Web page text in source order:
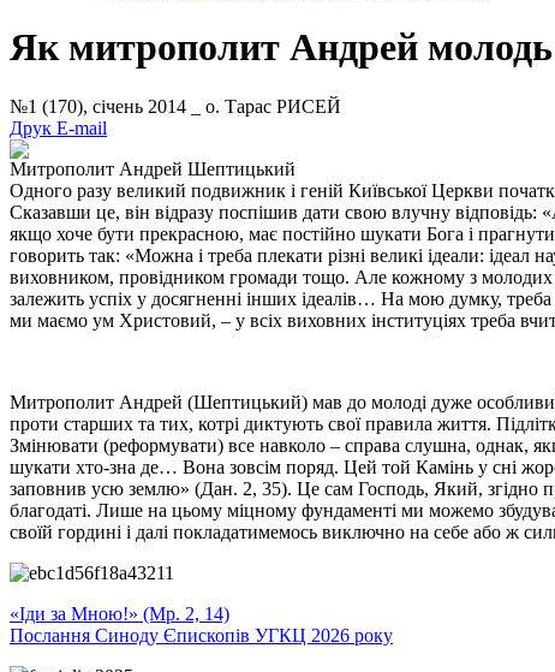
Як митрополит Андрей
№1 (170), січень 2014 _ о. Тарас РИСЕЙ
Друк E-mail
Митрополит Андрей Шептицький
Одного разу великий подвижник і геній Київської Церкви
Сказавши це, він відразу поспішив дати свою влучну
якщо хоче бути прекрасною, має постійно шукати Бога і
говорить так: «Можна і треба плекати різні великі ідеали: ідеал
виховником, провідником громади тощо. Але кожному з молодих
залежить успіх у досягненні інших ідеалів… На мою думку,
ми маємо ум Христовий, – у всіх виховних інституціях треба
Митрополит Андрей (Шептицький) мав до молоді дуже особливий
проти старших та тих, котрі диктують свої правила життя.
Змінювати (реформувати) все навколо – справа слушна, однак,
шукати хто-зна де… Вона зовсім поряд. Цей той Камінь у сні
заповнив усю землю» (Дан. 2, 35). Це сам Господь, Який, згідно
благодаті. Лише на цьому міцному фундаменті ми можемо
своїй гордині і далі покладатимемось виключно на себе або ж
«Іди за Мною!» (Мр. 2, 14)
Послання Синоду Єпископів УГКЦ 2026 року